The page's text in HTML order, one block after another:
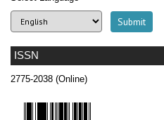
ISSN
2775-2038 (Online)